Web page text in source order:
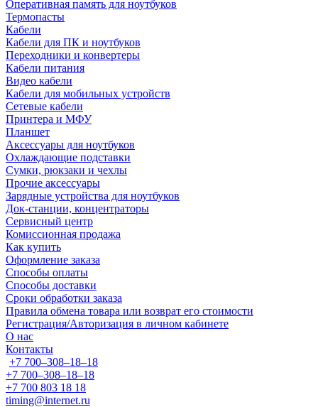
Оперативная память для ноутбуков
Термопасты
Кабели
Кабели для ПК и ноутбуков
Переходники и конвертеры
Кабели питания
Видео кабели
Кабели для мобильных устройств
Сетевые кабели
Принтера и МФУ
Планшет
Аксессуары для ноутбуков
Охлаждающие подставки
Сумки, рюкзаки и чехлы
Прочие аксессуары
Зарядные устройства для ноутбуков
Док-станции, концентраторы
Сервисный центр
Комиссионная продажа
Как купить
Оформление заказа
Способы оплаты
Способы доставки
Сроки обработки заказа
Правила обмена товара или возврат его стоимости
Регистрация/Авторизация в личном кабинете
О нас
Контакты
+7 700‒308‒18‒18
+7 700‒308‒18‒18
+7 700 803 18 18
timing@internet.ru